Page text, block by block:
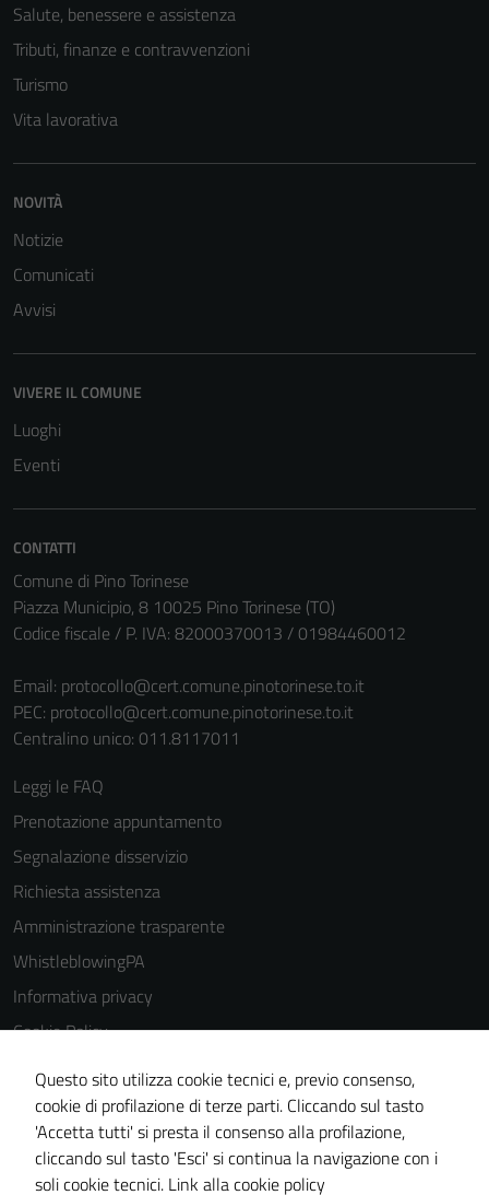
Salute, benessere e assistenza
Tributi, finanze e contravvenzioni
Turismo
Vita lavorativa
NOVITÀ
Notizie
Comunicati
Avvisi
VIVERE IL COMUNE
Luoghi
Eventi
CONTATTI
Comune di Pino Torinese
Piazza Municipio, 8 10025 Pino Torinese (TO)
Codice fiscale / P. IVA: 82000370013 / 01984460012
Email: protocollo@cert.comune.pinotorinese.to.it
PEC: protocollo@cert.comune.pinotorinese.to.it
Centralino unico: 011.8117011
Leggi le FAQ
Prenotazione appuntamento
Segnalazione disservizio
Richiesta assistenza
Amministrazione trasparente
WhistleblowingPA
Informativa privacy
Cookie Policy
Note legali
Dichiarazione di accessibilità
Piano di miglioramento del sito
Certificazione sistema gestione qualità
Questo sito utilizza cookie tecnici e, previo consenso,
cookie di profilazione di terze parti. Cliccando sul tasto
'Accetta tutti' si presta il consenso alla profilazione,
cliccando sul tasto 'Esci' si continua la navigazione con i
soli cookie tecnici. Link alla cookie policy
Tecnici
possono
non raccolgono
informazioni